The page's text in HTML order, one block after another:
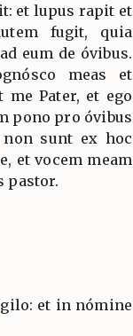
et lupus rapit et
fugit, quia
eum de óvibus.
meas et
Pater, et ego
pono pro óvibus
sunt ex hoc
et vocem meam
pastor.
et in nómine